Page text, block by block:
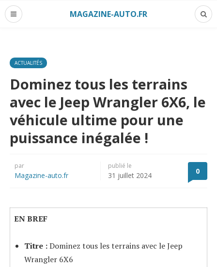
MAGAZINE-AUTO.FR
ACTUALITÉS
Dominez tous les terrains
avec le Jeep Wrangler 6X6, le
véhicule ultime pour une
puissance inégalée !
par
Magazine-auto.fr
publié le
31 juillet 2024 0
EN BREF
Titre :Dominez tous les terrains avec le Jeep
Wrangler 6X6